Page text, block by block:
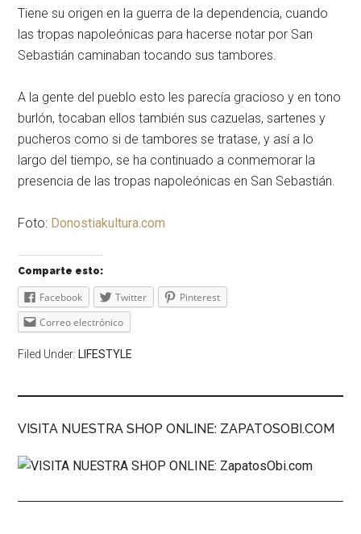
Tiene su origen en la guerra de la dependencia, cuando
las tropas napoleónicas para hacerse notar por San
Sebastián caminaban tocando sus tambores.
A la gente del pueblo esto les parecía gracioso y en tono
burlón, tocaban ellos también sus cazuelas, sartenes y
pucheros como si de tambores se tratase, y así a lo
largo del tiempo, se ha continuado a conmemorar la
presencia de las tropas napoleónicas en San Sebastián.
Foto: Donostiakultura.com
Comparte esto:
Facebook Twitter
Pinterest
Correo electrónico
Filed Under: LIFESTYLE
VISITA NUESTRA SHOP ONLINE: ZAPATOSOBI.COM